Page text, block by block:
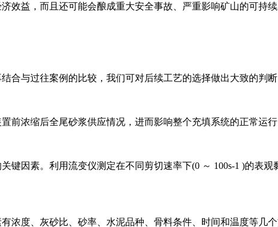
效益，而且还可能会酿成重大安全事故、严重影响矿山的可持续
合与过往案例的比较，我们可对后续工艺的选择做出大致的判断
前浓缩后全尾砂浆供应情况，进而影响整个充填系统的正常运
键因素。利用流变仪测定在不同剪切速率下(0 ～ 100s-1 )的表
浓度、灰砂比、砂率、水泥品种、骨料条件、时间和温度等几